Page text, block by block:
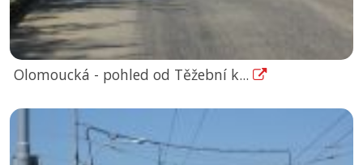
Olomoucká - pohled od Těžební k...